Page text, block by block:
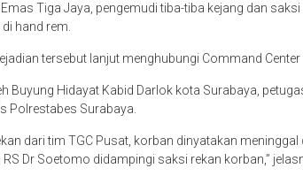
Tiga Jaya, pengemudi tiba-tiba kejang dan
hand rem.
tersebut lanjut menghubungi Command
Buyung Hidayat Kabid Darlok kota Surabaya,
Polrestabes Surabaya.
dari tim TGC Pusat, korban dinyatakan
Dr Soetomo didampingi saksi rekan korban,”